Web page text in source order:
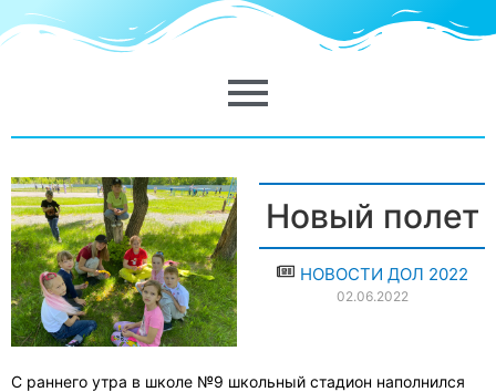
Новый полет
НОВОСТИ ДОЛ 2022
02.06.2022
С раннего утра в школе №9 школьный стадион наполнился